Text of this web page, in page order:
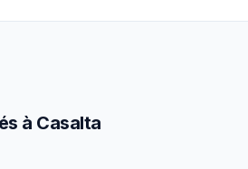
à Casalta